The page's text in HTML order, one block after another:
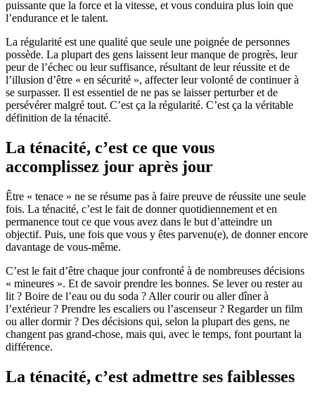
puissante que la force et la vitesse, et vous conduira plus loin que
l’endurance et le talent.
La régularité est une qualité que seule une poignée de personnes
possède. La plupart des gens laissent leur manque de progrès, leur
peur de l’échec ou leur suffisance, résultant de leur réussite et de
l’illusion d’être « en sécurité », affecter leur volonté de continuer à
se surpasser. Il est essentiel de ne pas se laisser perturber et de
persévérer malgré tout. C’est ça la régularité. C’est ça la véritable
définition de la ténacité.
La ténacité, c’est ce que vous
accomplissez jour après jour
Être « tenace » ne se résume pas à faire preuve de réussite une seule
fois. La ténacité, c’est le fait de donner quotidiennement et en
permanence tout ce que vous avez dans le but d’atteindre un
objectif. Puis, une fois que vous y êtes parvenu(e), de donner encore
davantage de vous-même.
C’est le fait d’être chaque jour confronté à de nombreuses décisions
« mineures ». Et de savoir prendre les bonnes. Se lever ou rester au
lit ? Boire de l’eau ou du soda ? Aller courir ou aller dîner à
l’extérieur ? Prendre les escaliers ou l’ascenseur ? Regarder un film
ou aller dormir ? Des décisions qui, selon la plupart des gens, ne
changent pas grand-chose, mais qui, avec le temps, font pourtant la
différence.
La ténacité, c’est admettre ses faiblesses